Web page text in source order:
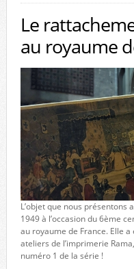
Le
au royaume
L’objet que nous présentons
1949 à l’occasion du 6ème
au royaume de France. Elle
ateliers de l’imprimerie
numéro 1 de la série !